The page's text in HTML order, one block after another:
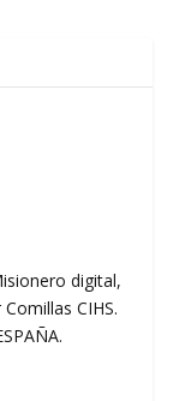
digital,
CIHS.